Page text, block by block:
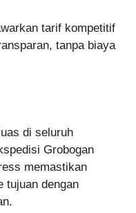
tarif kompetitif
tanpa biaya
di seluruh
Grobogan
memastikan
tujuan dengan